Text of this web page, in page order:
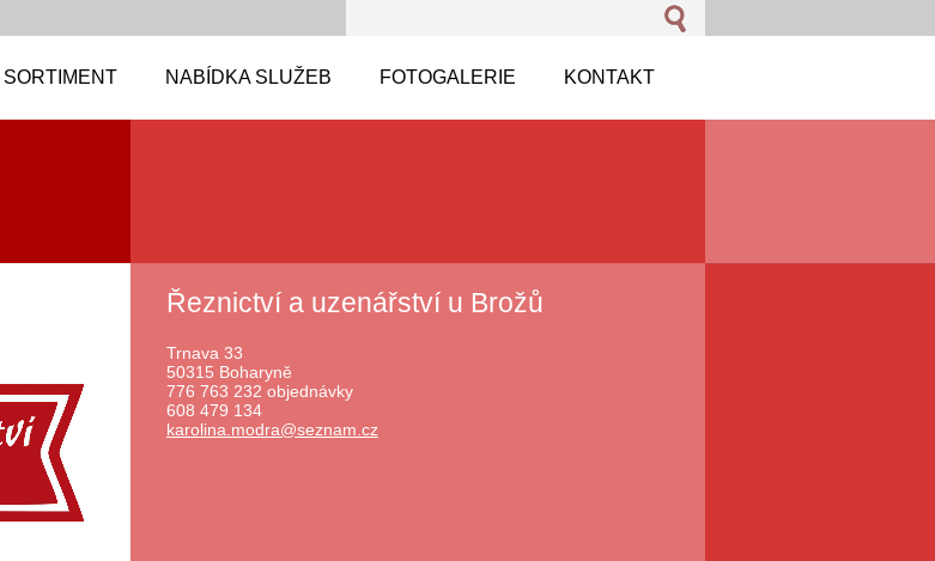
SORTIMENT NABÍDKA SLUŽEB FOTOGALERIE KONTAKT
Řeznictví a uzenářství u Brožů
Trnava 33
50315 Boharyně
776 763 232 objednávky
608 479 134
karolina .modra@seznam.cz